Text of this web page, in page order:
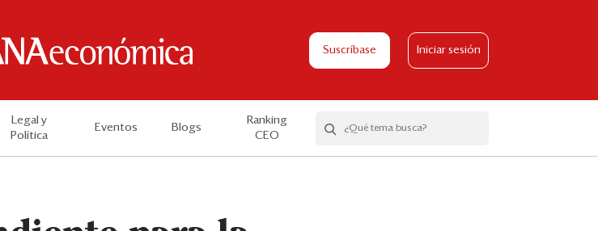
Suscríbase Iniciar sesión
Legal y
Política
Eventos Blogs
Ranking
CEO